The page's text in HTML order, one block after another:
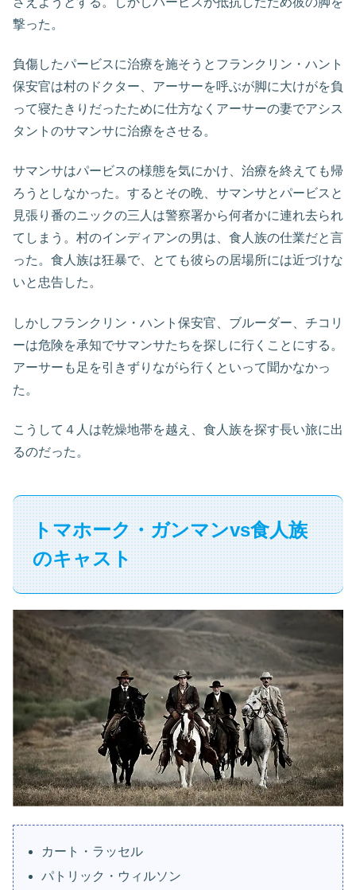
撃った。
負傷したパービスに治療を施そうとフランクリン・ハント
保安官は村のドクター、アーサーを呼ぶが脚に大けがを負
って寝たきりだったために仕方なくアーサーの妻でアシス
タントのサマンサに治療をさせる。
サマンサはパービスの様態を気にかけ、治療を終えても帰
ろうとしなかった。するとその晩、サマンサとパービスと
見張り番のニックの三人は警察署から何者かに連れ去られ
てしまう。村のインディアンの男は、食人族の仕業だと言
った。食人族は狂暴で、とても彼らの居場所には近づけな
いと忠告した。
しかしフランクリン・ハント保安官、ブルーダー、チコリ
ーは危険を承知でサマンサたちを探しに行くことにする。
アーサーも足を引きずりながら行くといって聞かなかっ
た。
こうして４人は乾燥地帯を越え、食人族を探す長い旅に出
るのだった。
トマホーク・ガンマンvs食人族
のキャスト
カート・ラッセル
パトリック・ウィルソン